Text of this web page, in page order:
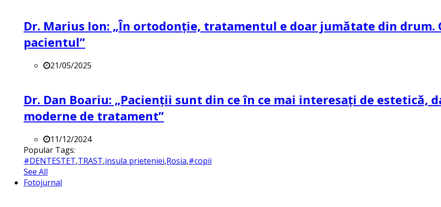
Dr. Marius Ion: „În ortodonție, tratamentul e doar jumătate din drum.
pacientul”
21/05/2025
Dr. Dan Boariu: „Pacienții sunt din ce în ce mai interesați de estetică,
moderne de tratament”
11/12/2024
Popular Tags:
#DENTESTET,TRAST,insula prieteniei,Rosia,#copii
See All
Fotojurnal